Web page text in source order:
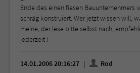
Ende des einen fiesen Bauunternehmers
schräg konstruiert. Wer jetzt wissen will,
meine, der lese bitte selbst nach,
jederzeit !
14.01.2006 20:16:27
Rod